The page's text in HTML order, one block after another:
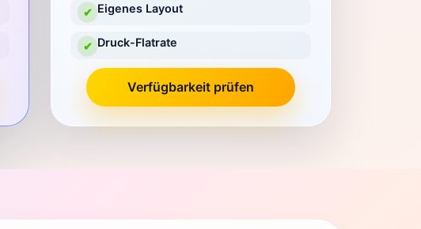
✔ Eigenes Layout
✔ Druck-Flatrate
Verfügbarkeit prüfen